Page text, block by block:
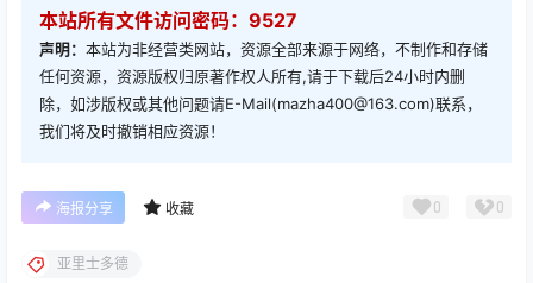
本站所有文件访问密码：9527
声明： 本站为非经营类网站，资源全部来源于网络，不制作和存储
任何资源，资源版权归原著作权人所有,请于下载后24小时内删
除，如涉版权或其他问题请E-Mail(mazha400@163.com)联系，
我们将及时撤销相应资源！
海报分享 收藏 0 0
亚里士多德